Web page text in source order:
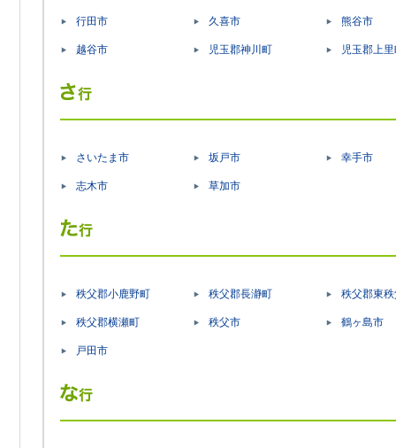
行田市 久喜市 熊谷市
越谷市 児玉郡神川町 児玉郡上
さいたま市 坂戸市 幸手市
志木市 草加市
秩父郡小鹿野町 秩父郡長瀞町 秩父郡東
秩父郡横瀬町 秩父市 鶴ヶ島市
戸田市